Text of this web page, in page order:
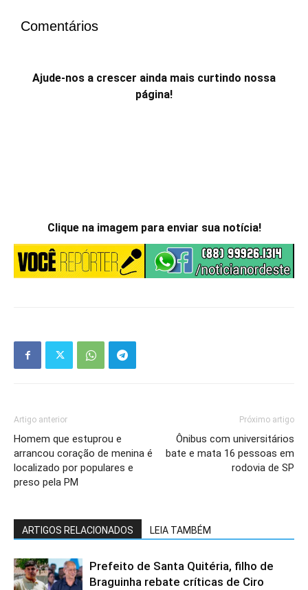
Comentários
Ajude-nos a crescer ainda mais curtindo nossa
página!
Clique na imagem para enviar sua notícia!
Artigo anterior
Homem que estuprou e
arrancou coração de menina é
localizado por populares e
preso pela PM
Próximo artigo
Ônibus com universitários
bate e mata 16 pessoas em
rodovia de SP
ARTIGOS RELACIONADOS LEIA TAMBÉM
Prefeito de Santa Quitéria, filho de
Braguinha rebate críticas de Ciro